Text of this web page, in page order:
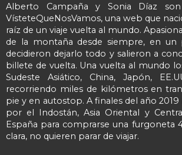
Alberto Campaña y Sonia Díaz
VísteteQueNosVamos, una web que
raíz de un viaje vuelta al mundo.
de la montaña desde siempre, en un
decidieron dejarlo todo y salieron a
billete de vuelta. Una vuelta al mundo
Sudeste Asiático, China, Japón,
recorriendo miles de kilómetros en
pie y en autostop. A finales del año
por el Indostán, Asia Oriental y
España para comprarse una furgoneta
clara, no quieren parar de viajar.